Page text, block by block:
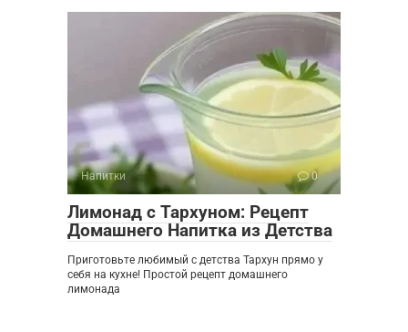
Напитки 0
Лимонад с Тархуном: Рецепт
Домашнего Напитка из Детства
Приготовьте любимый с детства Тархун прямо у
себя на кухне! Простой рецепт домашнего
лимонада